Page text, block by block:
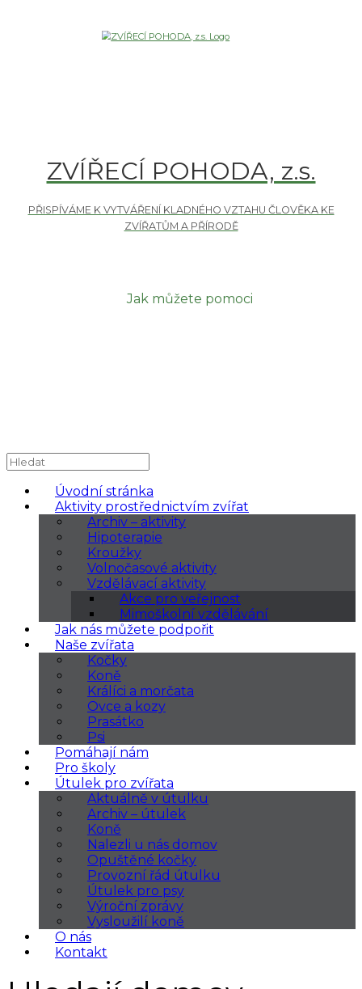
ZVÍŘECÍ POHODA, z.s.
Jak můžete pomoci
Úvodní stránka
Aktivity prostřednictvím zvířat
Archiv – aktivity
Hipoterapie
Kroužky
Volnočasové aktivity
Vzdělávací aktivity
Akce pro veřejnost
Mimoškolní vzdělávání
Jak nás můžete podpořit
Naše zvířata
Kočky
Koně
Králíci a morčata
Ovce a kozy
Prasátko
Psi
Pomáhají nám
Pro školy
Útulek pro zvířata
Aktuálně v útulku
Archiv – útulek
Koně
Nalezli u nás domov
Opuštěné kočky
Provozní řád útulku
Útulek pro psy
Výroční zprávy
Vysloužilí koně
O nás
Kontakt